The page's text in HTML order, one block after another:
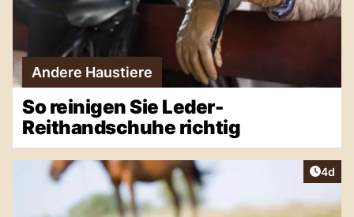
Andere Haustiere
So reinigen Sie Leder-
Reithandschuhe richtig
4d